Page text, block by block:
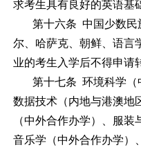
求考生具有良好的英语基
第十六条 中国少数民
尔、哈萨克、朝鲜、语言
业的考生入学后不得申请
第十七条 环境科学（
数据技术（内地与港澳地
（中外合作办学）、服装
音乐学（中外合作办学）